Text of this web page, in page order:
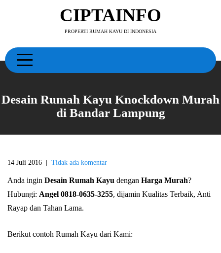
CIPTAINFO
PROPERTI RUMAH KAYU DI INDONESIA
Desain Rumah Kayu Knockdown Murah
di Bandar Lampung
14 Juli 2016 Tidak ada komentar
Anda ingin Desain Rumah Kayu dengan Harga Murah?
Hubungi: Angel 0818-0635-3255, dijamin Kualitas Terbaik, Anti
Rayap dan Tahan Lama.
Berikut contoh Rumah Kayu dari Kami: